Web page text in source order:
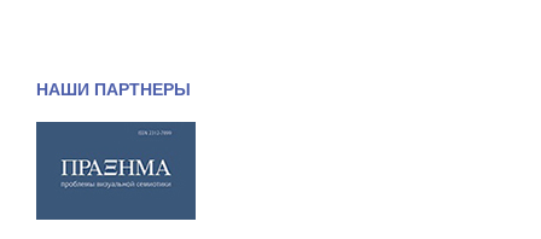
НАШИ ПАРТНЕРЫ